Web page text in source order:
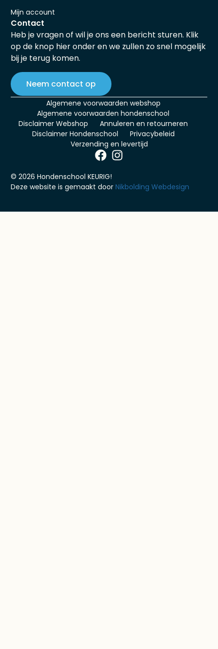
Mijn account
Contact
Heb je vragen of wil je ons een bericht sturen. Klik
op de knop hier onder en we zullen zo snel mogelijk
bij je terug komen.
Neem contact op
Algemene voorwaarden webshop
Algemene voorwaarden hondenschool
Disclaimer Webshop
Annuleren en retourneren
Disclaimer Hondenschool
Privacybeleid
Verzending en levertijd
© 2026 Hondenschool KEURIG!
Deze website is gemaakt doorNikbolding Webdesign